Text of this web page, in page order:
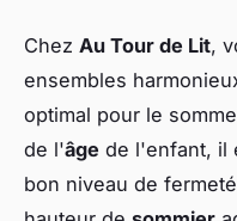
Chez Au Tour de Lit,
ensembles
optimal pour le
de l'âge de l'enfant, il
bon niveau de